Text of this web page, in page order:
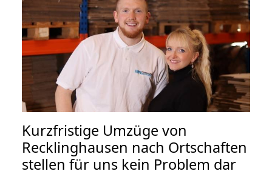
Kurzfristige Umzüge von
Recklinghausen nach Ortschaften
stellen für uns kein Problem dar